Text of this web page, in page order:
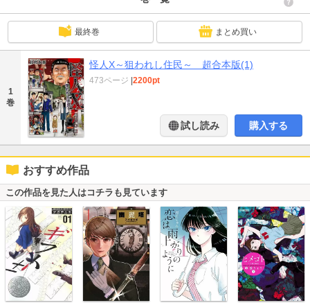
最終巻 まとめ買い
1
巻
怪人X～狙われし住民～ 超合本版(1)
473ページ 2200pt
試し読み 購入する
おすすめ作品
この作品を見た人はコチラも見ています